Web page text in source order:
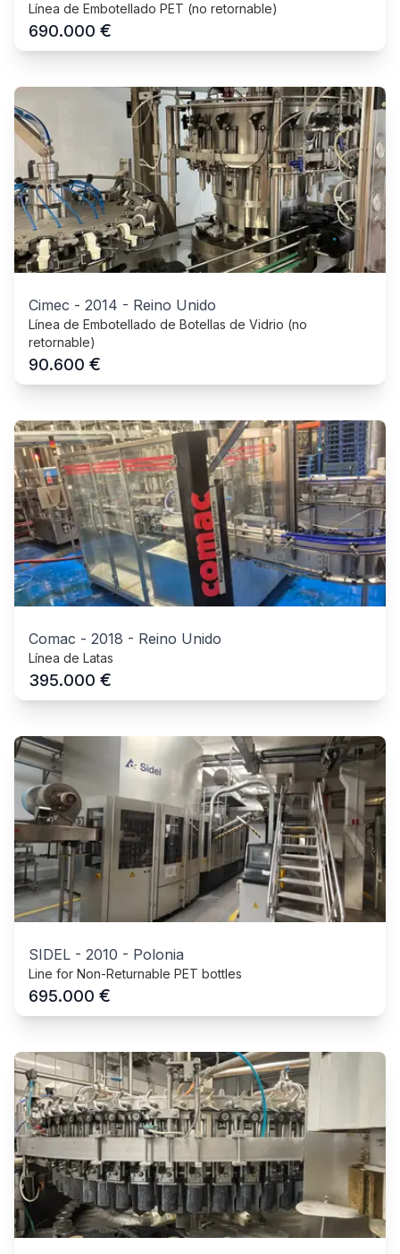
Línea de Embotellado PET (no retornable)
690.000 €
Cimec - 2014 - Reino Unido
Línea de Embotellado de Botellas de Vidrio (no
retornable)
90.600 €
Comac - 2018 - Reino Unido
Línea de Latas
395.000 €
SIDEL - 2010 - Polonia
Line for Non-Returnable PET bottles
695.000 €